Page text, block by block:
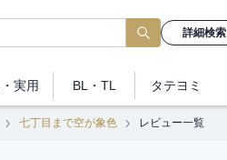
詳細検索
・実用 BL・TL タテヨミ
七丁目まで空が象色 レビュー一覧